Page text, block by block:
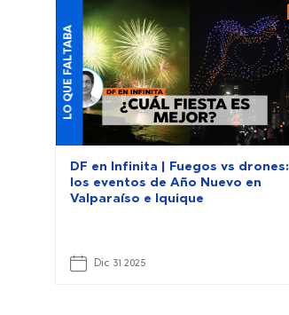
LO QUE FALTABA
DF en Infinita | Fuegos vs drones:
los eventos de Año Nuevo en
Valparaíso e Iquique
Dic 31 2025